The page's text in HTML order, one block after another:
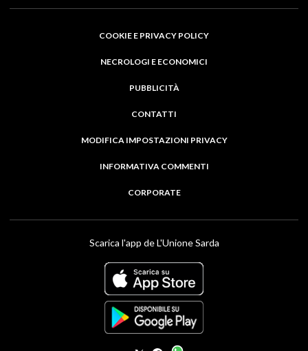
COOKIE E PRIVACY POLICY
NECROLOGI E ECONOMICI
PUBBLICITÀ
CONTATTI
MODIFICA IMPOSTAZIONI PRIVACY
INFORMATIVA COMMENTI
CORPORATE
Scarica l'app de L'Unione Sarda